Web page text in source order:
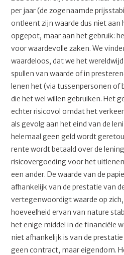
per jaar (de zogenaamde
ontleent zijn waarde dus niet
opgepot, maar aan het gebruik:
voor waardevolle zaken. We
waardeloos, dat we het
spullen van waarde of in
lenen het (via tussenpersonen of
die het wel willen gebruiken. Het
echter risicovol omdat het
als gevolg aan het eind van de
helemaal geen geld wordt
rente wordt betaald over de
risicovergoeding voor het
een ander. De waarde van de
afhankelijk van de prestatie van
vertegenwoordigt waarde op
hoeveelheid ervan van nature
het enige middel in de financiële
niet afhankelijk is van de
geen contract, maar eigendom.